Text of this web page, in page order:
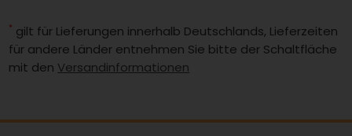
* gilt für Lieferungen innerhalb Deutschlands, Lieferzeiten
für andere Länder entnehmen Sie bitte der Schaltfläche
mit den Versandinformationen